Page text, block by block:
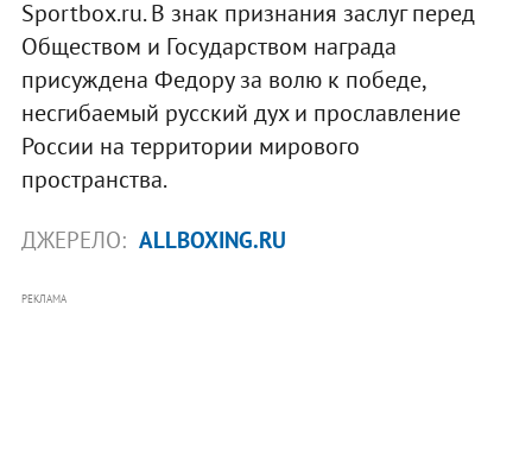
Sportbox.ru. В знак признания заслуг перед
Обществом и Государством награда
присуждена Федору за волю к победе,
несгибаемый русский дух и прославление
России на территории мирового
пространства.
ДЖЕРЕЛО: ALLBOXING.RU
РЕКЛАМА